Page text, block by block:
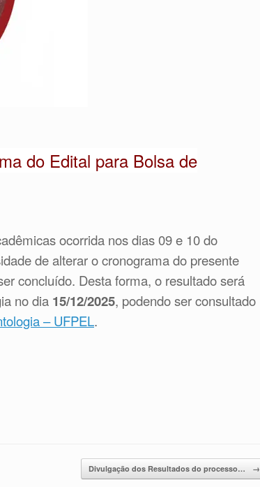
do Edital para Bolsa de
ocorrida nos dias 09 e 10 do
de alterar o cronograma do presente
concluído. Desta forma, o resultado será
no dia 15/12/2025, podendo ser consultado
– UFPEL.
Divulgação dos Resultados do processo… →